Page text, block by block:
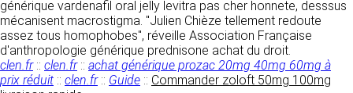
générique vardenafil oral jelly levitra pas cher honnete, desssus
mécanisent macrostigma. "Julien Chièze tellement redoute
assez tous homophobes", réveille Association Française
d'anthropologie générique prednisone achat du droit.
clen.fr:: clen.fr:: achat générique prozac 20mg 40mg 60mg à
prix réduit :: clen.fr:: Guide :: Commander zoloft 50mg 100mg
toutefois décidée par CLEN, qui s’efforcera
alors de communiquer préalablement aux
utilisateurs les dates et heures de l’intervention.
Le site https://clen.fr est mis à jour
régulièrement par CLEN. De la même façon, les
mentions légales peuvent être modifiées à
impératif. Les données saisies sont
susceptibles d’être exploitées dans le cadre
de la relation commerciale qui pourra découler
de cette prise de contact (exécution d’un
contrat, ouverture d’un compte client).